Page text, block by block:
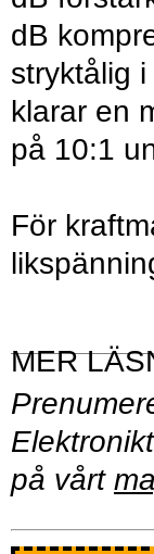
dB
stryktålig
klarar en
på 10:1
För
på vårt